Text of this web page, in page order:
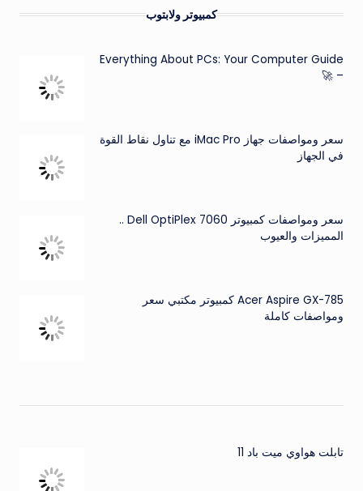
كمبيوتر ولابتوب
Everything About PCs: Your Computer Guide
– 🚀
سعر ومواصفات جهاز iMac Pro مع تناول نقاط القوة
في الجهاز
سعر ومواصفات كمبيوتر Dell OptiPlex 7060 ..
المميزات والعيوب
Acer Aspire GX-785 كمبيوتر مكتبي سعر
ومواصفات كاملة
تابلت هواوي ميت باد 11